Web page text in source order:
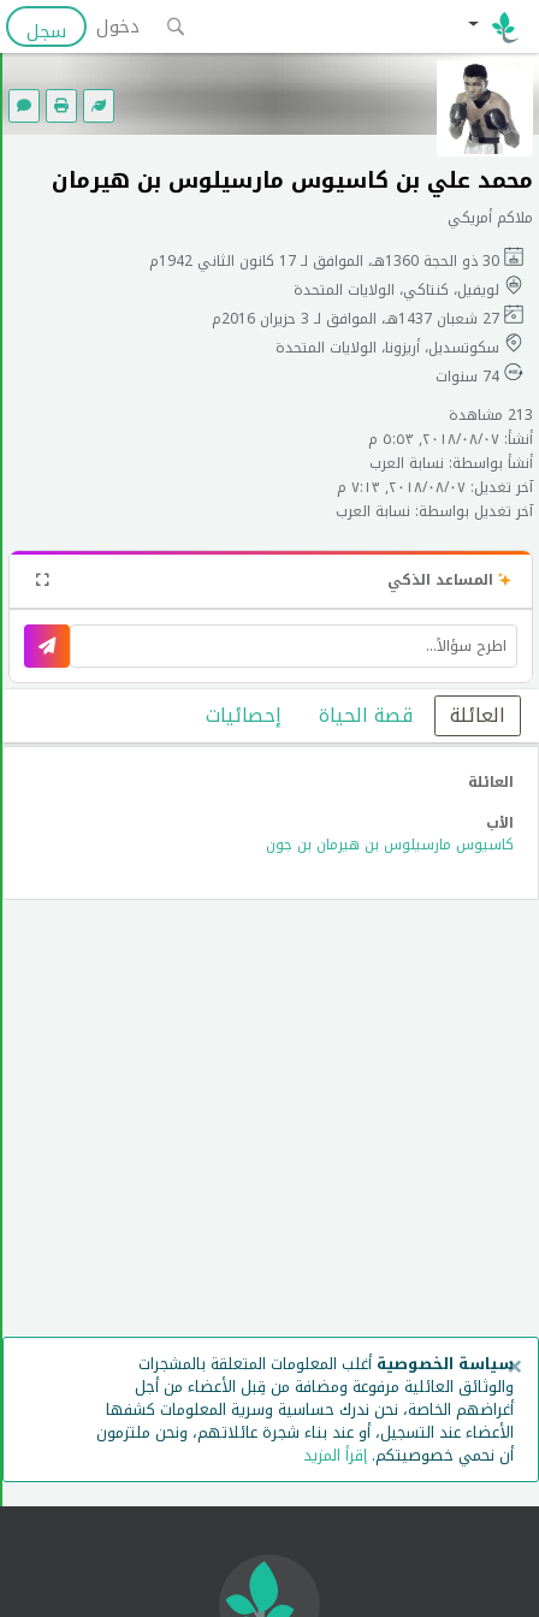
دخول سجل
محمد علي بن كاسيوس مارسيلوس بن هيرمان
ملاكم أمريكي
لويفيل، كنتاكي، الولايات المتحدة
سكوتسديل، أريزونا، الولايات المتحدة
213 مشاهدة
أنشأ: ٠٧‏/٠٨‏/٢٠١٨, ٥:٥٣ م
أنشأ بواسطة: نسابة العرب
آخر تغديل: ٠٧‏/٠٨‏/٢٠١٨, ٧:١٣ م
آخر تغديل بواسطة: نسابة العرب
المساعد الذكي
العائلة قصة الحياة إحصائيات
العائلة
الأب
كاسيوس مارسيلوس بن هيرمان بن جون
سياسة الخصوصيةأغلب المعلومات المتعلقة بالمشجرات
والوثائق العائلية مرفوعة ومضافة من قِبل الأعضاء من أجل
أغراضهم الخاصة، نحن ندرك حساسية وسرية المعلومات كشفها
الأعضاء عند التسجيل، أو عند بناء شجرة عائلاتهم، ونحن ملتزمون
أن نحمي خصوصيتكم.إقرأ المزيد
×